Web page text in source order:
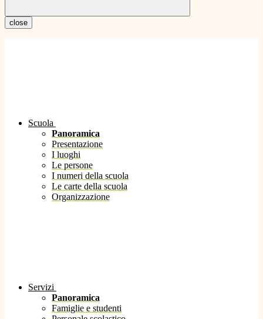
close
Scuola
Panoramica
Presentazione
I luoghi
Le persone
I numeri della scuola
Le carte della scuola
Organizzazione
Servizi
Panoramica
Famiglie e studenti